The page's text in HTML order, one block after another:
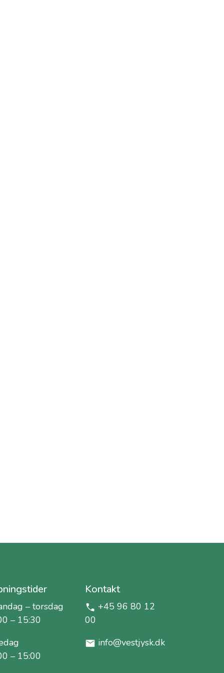
– torsdag
– 15:30
– 15:00
Kontakt
+45 96 80 12
00
info@vestjysk.dk